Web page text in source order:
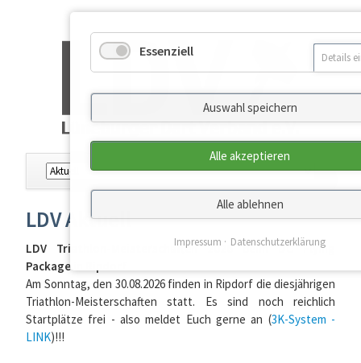
Navigation
überspringen
LDV Aktuell
LDV Triathlon-Meisterschaften 2026 beim DC Flying
Package in Ripdorf
Am Sonntag, den 30.08.2026 finden in Ripdorf die diesjährigen
Triathlon-Meisterschaften statt. Es sind noch reichlich
Startplätze frei - also meldet Euch gerne an (3K-System -
LINK)!!!
Essenziell Details
Auswahl speichern
Alle akzeptieren
Alle ablehnen
Impressum Datenschutzerklärung